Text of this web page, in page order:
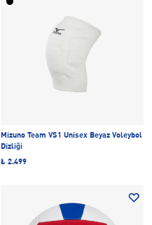
Mizuno Team VS1 Unisex Beyaz Voleybol
Dizliği
₺ 2.499